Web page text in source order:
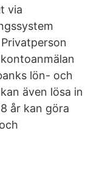
via
lön- och
även lösa in
år kan göra